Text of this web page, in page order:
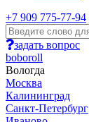
+7 909 775-77-94
задать вопрос
boboroll
Вологда
Москва
Калининград
Санкт-Петербург